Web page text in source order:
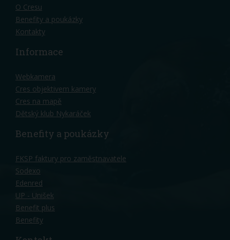
O Cresu
Benefity a poukázky
Kontakty
Informace
Webkamera
Cres objektivem kamery
Cres na mapě
Dětský klub Nykaráček
Benefity a poukázky
FKSP faktury pro zaměstnavatele
Sodexo
Edenred
UP - Unišek
Benefit plus
Benefity